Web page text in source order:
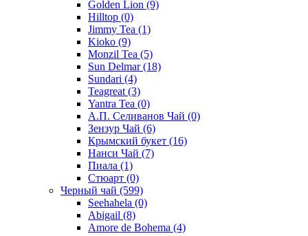
Golden Lion (9)
Hilltop (0)
Jimmy Tea (1)
Kioko (9)
Monzil Tea (5)
Sun Delmar(18)
Sundari (4)
Teagreat (3)
Yantra Tea (0)
А.П. Селиванов Чай (0)
Зензур Чай (6)
Крымский букет (16)
Нанси Чай (7)
Пиала (1)
Стюарт (0)
Черный чай (599)
Seehahela (0)
Abigail (8)
Amore de Bohema (4)